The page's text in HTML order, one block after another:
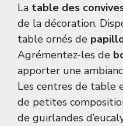
La table des
de la décoration.
table ornés de
Agrémentez-les de
apporter une
Les centres de table
de petites
de guirlandes